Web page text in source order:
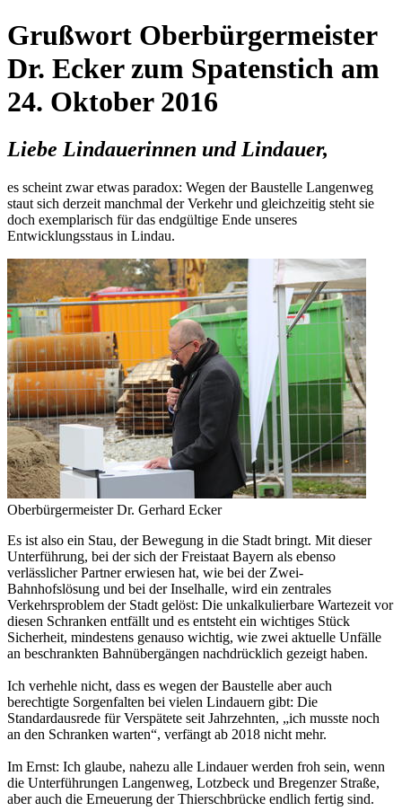
Grußwort Oberbürgermeister
Dr. Ecker zum Spatenstich am
24. Oktober 2016
Liebe Lindauerinnen und Lindauer,
es scheint zwar etwas paradox: Wegen der Baustelle Langenweg
staut sich derzeit manchmal der Verkehr und gleichzeitig steht sie
doch exemplarisch für das endgültige Ende unseres
Entwicklungsstaus in Lindau.
Oberbürgermeister Dr. Gerhard Ecker
Es ist also ein Stau, der Bewegung in die Stadt bringt. Mit dieser
Unterführung, bei der sich der Freistaat Bayern als ebenso
verlässlicher Partner erwiesen hat, wie bei der Zwei-
Bahnhofslösung und bei der Inselhalle, wird ein zentrales
Verkehrsproblem der Stadt gelöst: Die unkalkulierbare Wartezeit vor
diesen Schranken entfällt und es entsteht ein wichtiges Stück
Sicherheit, mindestens genauso wichtig, wie zwei aktuelle Unfälle
an beschrankten Bahnübergängen nachdrücklich gezeigt haben.
Ich verhehle nicht, dass es wegen der Baustelle aber auch
berechtigte Sorgenfalten bei vielen Lindauern gibt: Die
Standardausrede für Verspätete seit Jahrzehnten, „ich musste noch
an den Schranken warten“, verfängt ab 2018 nicht mehr.
Im Ernst: Ich glaube, nahezu alle Lindauer werden froh sein, wenn
die Unterführungen Langenweg, Lotzbeck und Bregenzer Straße,
aber auch die Erneuerung der Thierschbrücke endlich fertig sind.